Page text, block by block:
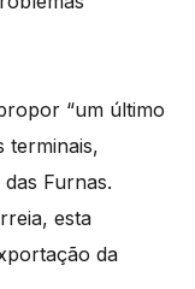
“um último
terminais,
Furnas.
esta
da